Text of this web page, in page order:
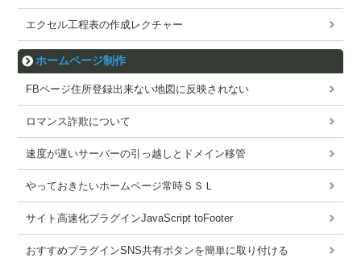
エクセル工程表の作成レクチャー
ホームページ制作
FBページ住所登録出来ない地図に反映されない
ロマンス詐欺について
速度が遅いサーバーの引っ越しとドメイン移管
やっておきたいホームページ常時ＳＳＬ
サイト高速化プラグインJavaScript toFooter
おすすめプラグインSNS共有ボタンを簡単に取り付ける